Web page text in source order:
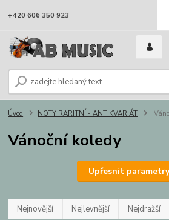
+420 606 350 923
Úvod NOTY RARITNÍ - ANTIKVARIÁT
Vánoční koledy
Upřesnit parametry
Nejnovější Nejlevnější Nejdražší